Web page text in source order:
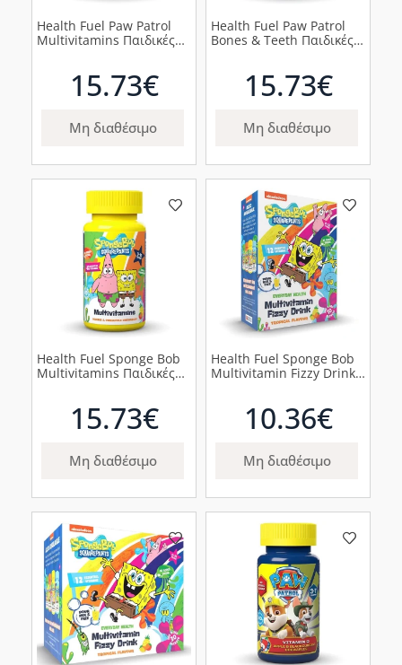
Health Fuel Paw Patrol
Multivitamins Παιδικές
15.73€
Μη διαθέσιμο
Health Fuel Paw Patrol
Bones & Teeth Παιδικές
Μασώμενα Δισκία
15.73€
Μη διαθέσιμο
Health Fuel Sponge Bob
Multivitamins Παιδικές
Ετών, 60 Μασώμενα
15.73€
Μη διαθέσιμο
Health Fuel Sponge Bob
Multivitamin Fizzy Drink
Ετών, 10 φακελάκια
10.36€
Μη διαθέσιμο